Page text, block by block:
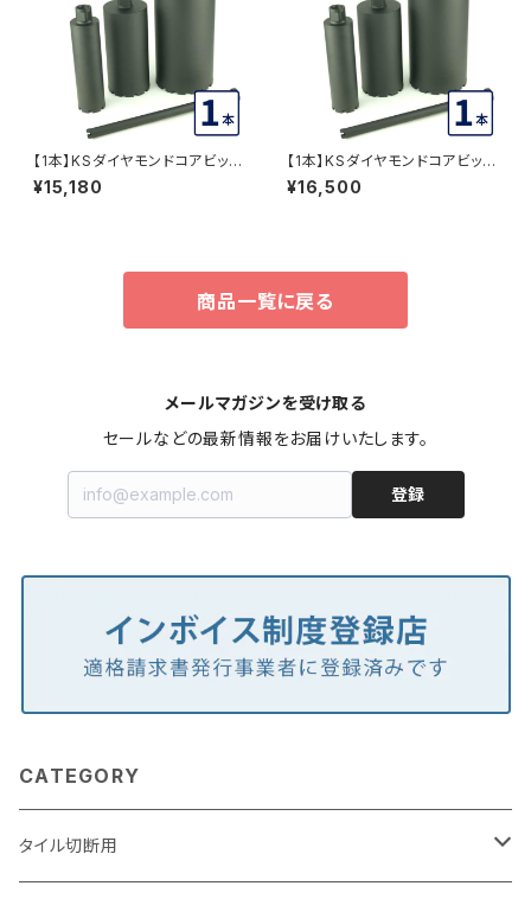
【1本】KSダイヤモンドコアビット
Aロット 1本物 ビット外径80m
m 有効長370L (dudc2078)
¥15,180
【1本】KSダイヤモンドコアビット
Aロット 1本物 ビット外径90m
m 有効長370L (dudc2081)
¥16,500
商品一覧に戻る
メールマガジンを受け取る
セールなどの最新情報をお届けいたします。
登録
CATEGORY
タイル切断用